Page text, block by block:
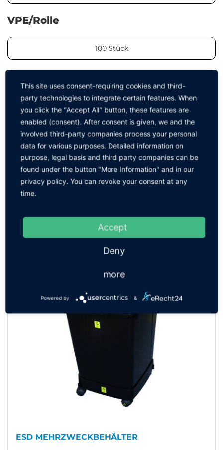
VPE/Rolle
100 Stück
500 Stück
75 Stück
ZURÜCK ZUR GRUPPE
Zubehör
ESD MÜLLSACKHALTER
This site uses consent-requiring cookies and third-
party technologies to integrate certain features. When
you click the "Accept All" button, these features are
enabled (consent). After consent is given, we and the
involved third-party companies process your personal
data for various purposes. Detailed information on
purpose, legal basis and third party companies can be
found under the button "More Information" and in our
privacy policy. You can revoke your consent at any
time.
Accept
Deny
more
Powered by &